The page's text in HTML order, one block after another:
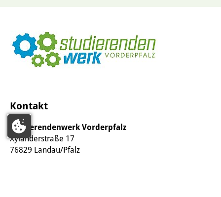
Kontakt
Studierendenwerk Vorderpfalz
Xylanderstraße 17
76829 Landau/Pfalz